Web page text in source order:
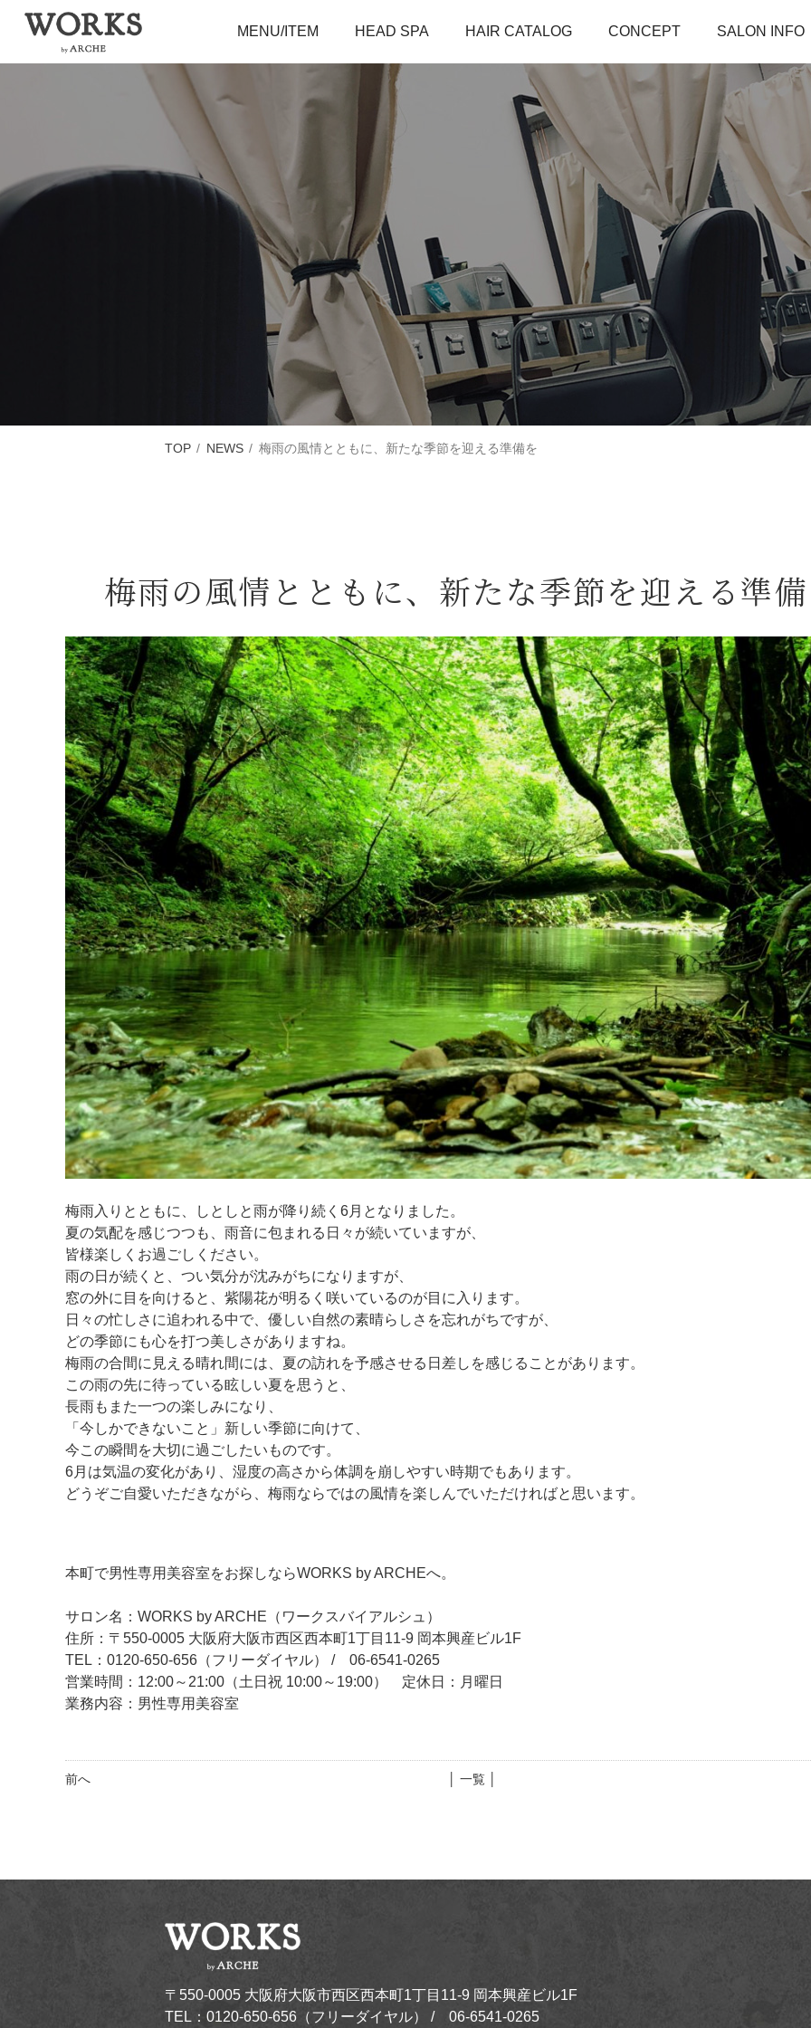
MENU/ITEM HEAD SPA HAIR CATALOG CONCEPT SALON INFO
TOP NEWS 梅雨の風情とともに、新たな季節を迎える準備を
梅雨の風情とともに、新たな季節を迎える準
梅雨入りとともに、しとしと雨が降り続く6月となりました。
夏の気配を感じつつも、雨音に包まれる日々が続いていますが、
皆様楽しくお過ごしください。
雨の日が続くと、つい気分が沈みがちになりますが、
窓の外に目を向けると、紫陽花が明るく咲いているのが目に入ります。
日々の忙しさに追われる中で、優しい自然の素晴らしさを忘れがちですが、
どの季節にも心を打つ美しさがありますね。
梅雨の合間に見える晴れ間には、夏の訪れを予感させる日差しを感じることがあります。
この雨の先に待っている眩しい夏を思うと、
長雨もまた一つの楽しみになり、
「今しかできないこと」新しい季節に向けて、
今この瞬間を大切に過ごしたいものです。
6月は気温の変化があり、湿度の高さから体調を崩しやすい時期でもあります。
どうぞご自愛いただきながら、梅雨ならではの風情を楽しんでいただければと思います。
本町で男性専用美容室をお探しならWORKS by ARCHEへ。
サロン名：WORKS by ARCHE（ワークスバイアルシュ）
住所：〒550-0005 大阪府大阪市西区西本町1丁目11-9 岡本興産ビル1F
TEL：0120-650-656（フリーダイヤル） / 06-6541-0265
営業時間：12:00～21:00（土日祝 10:00～19:00） 定休日：月曜日
業務内容：男性専用美容室
前へ │ 一覧 │
〒550-0005 大阪府大阪市西区西本町1丁目11-9 岡本興産ビル1F
TEL：0120-650-656（フリーダイヤル） / 06-6541-0265